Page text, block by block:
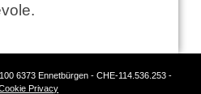
6373 Ennetbürgen - CHE-114.536.253 -
Privacy